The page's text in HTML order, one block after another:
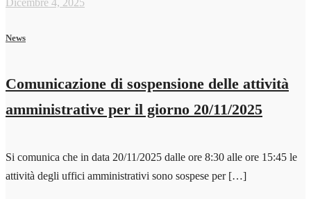
News
Comunicazione di sospensione delle attività
amministrative per il giorno 20/11/2025
Si comunica che in data 20/11/2025 dalle ore 8:30 alle ore 15:45 le
attività degli uffici amministrativi sono sospese per […]